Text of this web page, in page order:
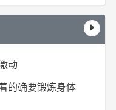
动
的确要锻炼身体